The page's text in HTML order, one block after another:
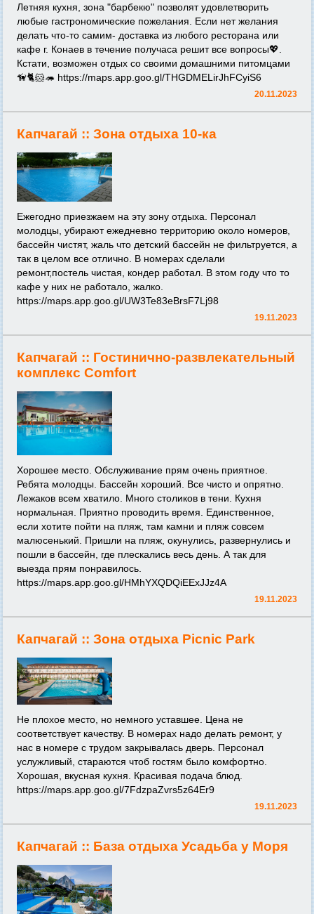
Летняя кухня, зона "барбекю" позволят удовлетворить
любые гастрономические пожелания. Если нет желания
делать что-то самим- доставка из любого ресторана или
кафе г. Конаев в течение получаса решит все вопросы💖.
Кстати, возможен отдых со своими домашними питомцами
🦮🐈🐹🦔 https://maps.app.goo.gl/THGDMELirJhFCyiS6
20.11.2023
Капчагай :: Зона отдыха 10-ка
Ежегодно приезжаем на эту зону отдыха. Персонал
молодцы, убирают ежедневно территорию около номеров,
бассейн чистят, жаль что детский бассейн не фильтруется, а
так в целом все отлично. В номерах сделали
ремонт,постель чистая, кондер работал. В этом году что то
кафе у них не работало, жалко.
https://maps.app.goo.gl/UW3Te83eBrsF7Lj98
19.11.2023
Капчагай :: Гостинично-развлекательный
комплекс Comfort
Хорошее место. Обслуживание прям очень приятное.
Ребята молодцы. Бассейн хороший. Все чисто и опрятно.
Лежаков всем хватило. Много столиков в тени. Кухня
нормальная. Приятно проводить время. Единственное,
если хотите пойти на пляж, там камни и пляж совсем
малюсенький. Пришли на пляж, окунулись, развернулись и
пошли в бассейн, где плескались весь день. А так для
выезда прям понравилось.
https://maps.app.goo.gl/HMhYXQDQiEExJJz4A
19.11.2023
Капчагай :: Зона отдыха Picnic Park
Не плохое место, но немного уставшее. Цена не
соответствует качеству. В номерах надо делать ремонт, у
нас в номере с трудом закрывалась дверь. Персонал
услужливый, стараются чтоб гостям было комфортно.
Хорошая, вкусная кухня. Красивая подача блюд.
https://maps.app.goo.gl/7FdzpaZvrs5z64Er9
19.11.2023
Капчагай :: База отдыха Усадьба у Моря